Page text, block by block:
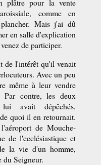
plâtre pour la vente
comme en
Mais j'ai dû
en salle d'explication
de participer.
de l'intérêt qu'il venait
Avec un peu
même à leur vendre
contre, les deux
avait dépêchés,
quoi il en retournait.
de Mouche-
de l'ecclésiastique et
la vie d'un homme,
du Seigneur.